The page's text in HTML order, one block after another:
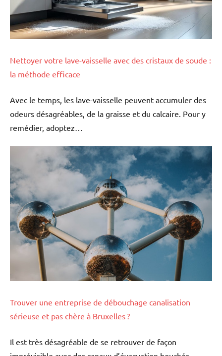
Nettoyer votre lave-vaisselle avec des cristaux de soude :
la méthode efficace
Avec le temps, les lave-vaisselle peuvent accumuler des
odeurs désagréables, de la graisse et du calcaire. Pour y
remédier, adoptez…
Trouver une entreprise de débouchage canalisation
sérieuse et pas chère à Bruxelles ?
Il est très désagréable de se retrouver de façon